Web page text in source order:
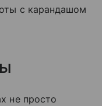
с карандашом
не просто